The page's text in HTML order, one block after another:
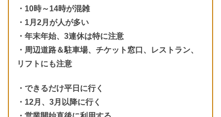
・10時～14時が混雑
・1月2月が人が多い
・年末年始、3連休は特に注意
・周辺道路＆駐車場、チケット窓口、レストラン、
リフトにも注意
・できるだけ平日に行く
・12月、3月以降に行く